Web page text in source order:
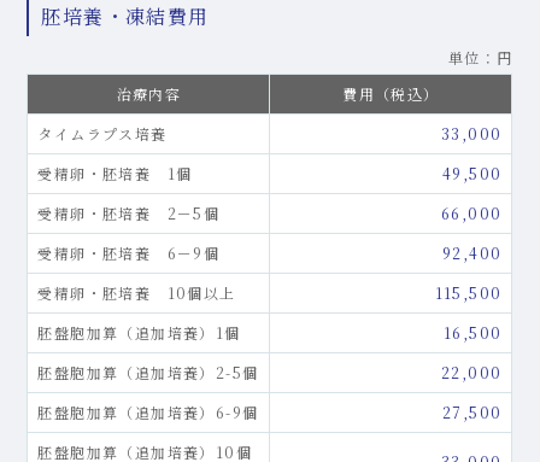
胚培養・凍結費用
単位：円
治療内容
費用（税込）
タイムラプス培養
33,000
受精卵・胚培養 1個
49,500
受精卵・胚培養 2－5個
66,000
受精卵・胚培養 6－9個
92,400
受精卵・胚培養 10個以上
115,500
胚盤胞加算（追加培養）1個
16,500
胚盤胞加算（追加培養）2-5個
22,000
胚盤胞加算（追加培養）6-9個
27,500
胚盤胞加算（追加培養）10個